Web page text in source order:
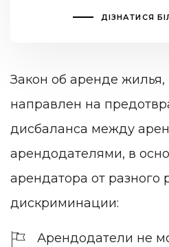
ДІЗНАТИСЯ
Закон об аренде жилья,
направлен на
дисбаланса между
арендодателями, в
арендатора от разного
дискриминации:
Арендодатели не